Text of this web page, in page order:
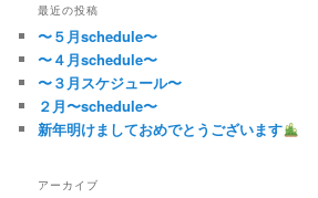
最近の投稿
〜５月schedule〜
〜４月schedule〜
〜３月スケジュール〜
２月〜schedule〜
新年明けましておめでとうございます
アーカイブ